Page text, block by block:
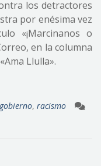
los detractores
por enésima vez
«¡Marcinanos o
en la columna
Llulla».
gobierno, racismo